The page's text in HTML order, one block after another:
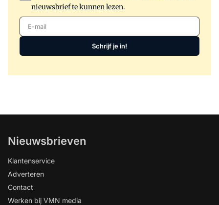
nieuwsbrief te kunnen lezen.
E-mail
Schrijf je in!
Nieuwsbrieven
Klantenservice
Adverteren
Contact
Werken bij VMN media